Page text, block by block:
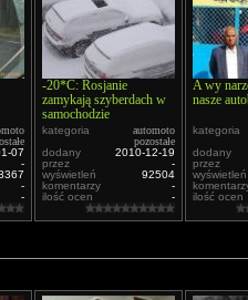
07
-
-
-
-20*C: Rosjanie
zamykają szyberdach w
samochodzie
kategoria
automoto
pozostałe
dodany
2010-12-19
przez
-
wyświetleń
92504
komentarzy
-
ilość ocen
-
A wy
nasze
kategoria
dodany
przez
wyświetleń
ilość ocen